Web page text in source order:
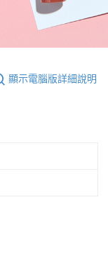
顯示電腦版詳細說明